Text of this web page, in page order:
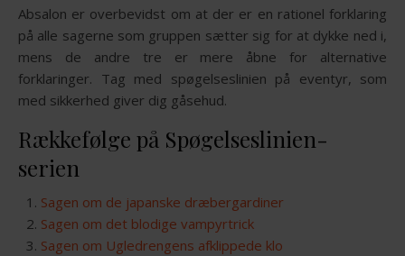
Absalon er overbevidst om at der er en rationel forklaring
på alle sagerne som gruppen sætter sig for at dykke ned i,
mens de andre tre er mere åbne for alternative
forklaringer. Tag med spøgelseslinien på eventyr, som
med sikkerhed giver dig gåsehud.
Rækkefølge på Spøgelseslinien-
serien
Sagen om de japanske dræbergardiner
Sagen om det blodige vampyrtrick
Sagen om Ugledrengens afklippede klo